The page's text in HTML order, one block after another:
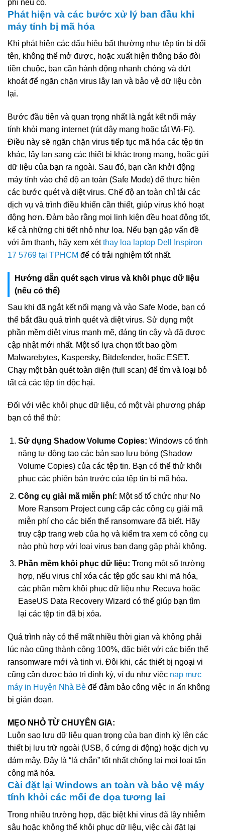
phí nếu có.
Phát hiện và các bước xử lý ban đầu khi
máy tính bị mã hóa
Khi phát hiện các dấu hiệu bất thường như tệp tin bị đổi
tên, không thể mở được, hoặc xuất hiện thông báo đòi
tiền chuộc, bạn cần hành động nhanh chóng và dứt
khoát để ngăn chặn virus lây lan và bảo vệ dữ liệu còn
lại.
Bước đầu tiên và quan trọng nhất là ngắt kết nối máy
tính khỏi mạng internet (rút dây mạng hoặc tắt Wi-Fi).
Điều này sẽ ngăn chặn virus tiếp tục mã hóa các tệp tin
khác, lây lan sang các thiết bị khác trong mạng, hoặc gửi
dữ liệu của bạn ra ngoài. Sau đó, bạn cần khởi động
máy tính vào chế độ an toàn (Safe Mode) để thực hiện
các bước quét và diệt virus. Chế độ an toàn chỉ tải các
dịch vụ và trình điều khiển cần thiết, giúp virus khó hoạt
động hơn. Đảm bảo rằng mọi linh kiện đều hoạt động tốt,
kể cả những chi tiết nhỏ như loa. Nếu bạn gặp vấn đề
với âm thanh, hãy xem xétthay loa laptop Dell Inspiron
17 5769 tại TPHCM để có trải nghiệm tốt nhất.
Hướng dẫn quét sạch virus và khôi phục dữ liệu
(nếu có thể)
Sau khi đã ngắt kết nối mạng và vào Safe Mode, bạn có
thể bắt đầu quá trình quét và diệt virus. Sử dụng một
phần mềm diệt virus mạnh mẽ, đáng tin cậy và đã được
cập nhật mới nhất. Một số lựa chọn tốt bao gồm
Malwarebytes, Kaspersky, Bitdefender, hoặc ESET.
Chạy một bản quét toàn diện (full scan) để tìm và loại bỏ
tất cả các tệp tin độc hại.
Đối với việc khôi phục dữ liệu, có một vài phương pháp
bạn có thể thử:
Sử dụng Shadow Volume Copies: Windows có tính
năng tự động tạo các bản sao lưu bóng (Shadow
Volume Copies) của các tệp tin. Bạn có thể thử khôi
phục các phiên bản trước của tệp tin bị mã hóa.
Công cụ giải mã miễn phí: Một số tổ chức như No
More Ransom Project cung cấp các công cụ giải mã
miễn phí cho các biến thể ransomware đã biết. Hãy
truy cập trang web của họ và kiểm tra xem có công cụ
nào phù hợp với loại virus bạn đang gặp phải không.
Phần mềm khôi phục dữ liệu: Trong một số trường
hợp, nếu virus chỉ xóa các tệp gốc sau khi mã hóa,
các phần mềm khôi phục dữ liệu như Recuva hoặc
EaseUS Data Recovery Wizard có thể giúp bạn tìm
lại các tệp tin đã bị xóa.
Quá trình này có thể mất nhiều thời gian và không phải
lúc nào cũng thành công 100%, đặc biệt với các biến thể
ransomware mới và tinh vi. Đôi khi, các thiết bị ngoại vi
cũng cần được bảo trì định kỳ, ví dụ như việc nạp mực
máy in Huyện Nhà Bè để đảm bảo công việc in ấn không
bị gián đoạn.
MẸO NHỎ TỪ CHUYÊN GIA:
Luôn sao lưu dữ liệu quan trọng của bạn định kỳ lên các
thiết bị lưu trữ ngoài (USB, ổ cứng di động) hoặc dịch vụ
đám mây. Đây là “lá chắn” tốt nhất chống lại mọi loại tấn
công mã hóa.
Cài đặt lại Windows an toàn và bảo vệ máy
tính khỏi các mối đe dọa tương lai
Trong nhiều trường hợp, đặc biệt khi virus đã lây nhiễm
sâu hoặc không thể khôi phục dữ liệu, việc cài đặt lại